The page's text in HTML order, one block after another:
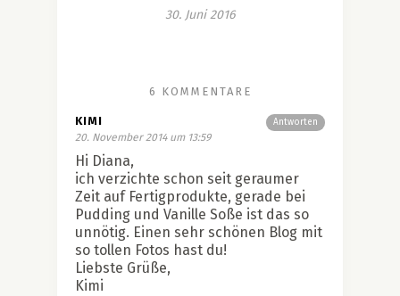
30. Juni 2016
6 KOMMENTARE
Antworten
KIMI
20. November 2014 um 13:59
Hi Diana,
ich verzichte schon seit geraumer
Zeit auf Fertigprodukte, gerade bei
Pudding und Vanille Soße ist das so
unnötig. Einen sehr schönen Blog mit
so tollen Fotos hast du!
Liebste Grüße,
Kimi